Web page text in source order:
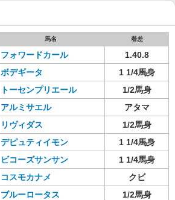
馬名 着差
フォワードカール
1.40.8
ボデギータ
1 1/4馬身
トーセンプリエール
1/2馬身
アルミサエル
アタマ
リヴィダス
1/2馬身
デピュティイモン
1 1/4馬身
ビコーズサンサン
1 1/4馬身
コスモカナメ
クビ
ブルーロータス
1/2馬身